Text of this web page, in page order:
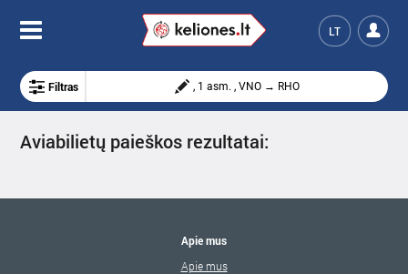
LT
Filtras , 1 asm. , VNO → RHO
Aviabilietų paieškos rezultatai:
Apie mus
Apie mus